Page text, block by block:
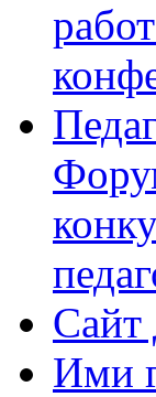
Сайт
Ими